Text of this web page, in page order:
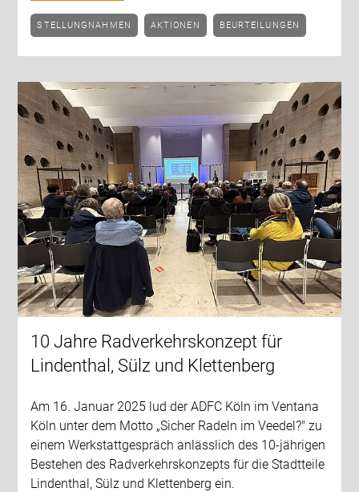
STELLUNGNAHMEN AKTIONEN BEURTEILUNGEN
10 Jahre Radverkehrskonzept für
Lindenthal, Sülz und Klettenberg
Am 16. Januar 2025 lud der ADFC Köln im Ventana
Köln unter dem Motto „Sicher Radeln im Veedel?" zu
einem Werkstattgespräch anlässlich des 10-jährigen
Bestehen des Radverkehrskonzepts für die Stadtteile
Lindenthal, Sülz und Klettenberg ein.